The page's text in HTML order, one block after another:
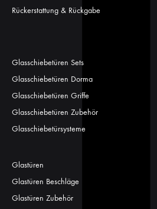
Rückerstattung & Rückgabe
Glasschiebetüren Sets
Glasschiebetüren Dorma
Glasschiebetüren Griffe
Glasschiebetüren Zubehör
Glasschiebetürsysteme
Glastüren
Glastüren Beschläge
Glastüren Zubehör